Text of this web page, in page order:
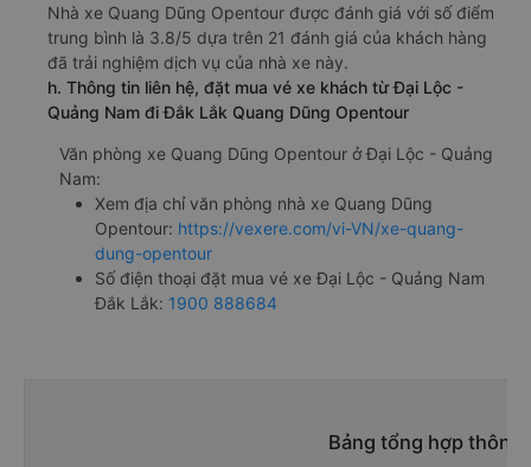
Nhà xe Quang Dũng Opentour được đánh giá với số điểm
trung bình là 3.8/5 dựa trên 21 đánh giá của khách hàng
đã trải nghiệm dịch vụ của nhà xe này.
h. Thông tin liên hệ, đặt mua vé xe khách từ Đại Lộc -
Quảng Nam đi Đắk Lắk Quang Dũng Opentour
Văn phòng xe Quang Dũng Opentour ở Đại Lộc - Quảng
Nam:
Xem địa chỉ văn phòng nhà xe Quang Dũng
Opentour: https://vexere.com/vi-VN/xe-quang-
dung-opentour
Số điện thoại đặt mua vé xe Đại Lộc - Quảng Nam
Đắk Lắk: 1900 888684
Bảng tổng hợp thông